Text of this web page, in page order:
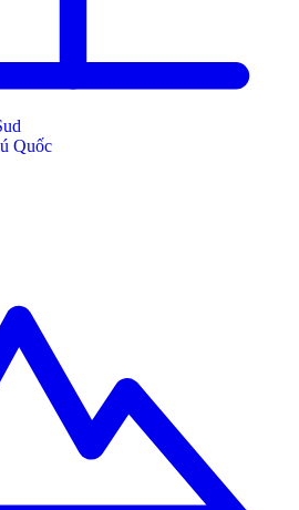
Quốc